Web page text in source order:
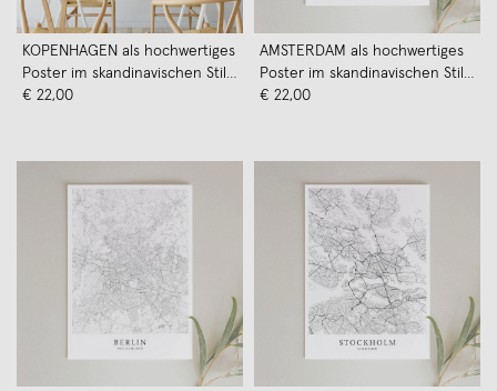
KOPENHAGEN als hochwertiges
Poster im skandinavischen Stil
von Skanemarie
€ 22,00
AMSTERDAM als hochwertiges
Poster im skandinavischen Stil
von Skanemarie
€ 22,00